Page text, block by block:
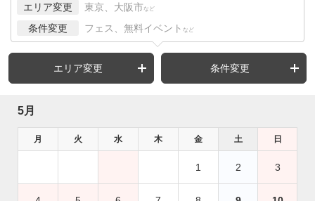
エリア変更 東京、大阪市 など
条件変更 フェス、無料イベント など
エリア変更 条件変更
5月
月 火 水 木 金 土 日
1 2 3